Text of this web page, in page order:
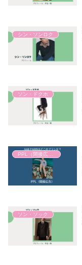
シン・ソンロク
ソン・ドクホ
PPL（間接広告）
ソン・ソック